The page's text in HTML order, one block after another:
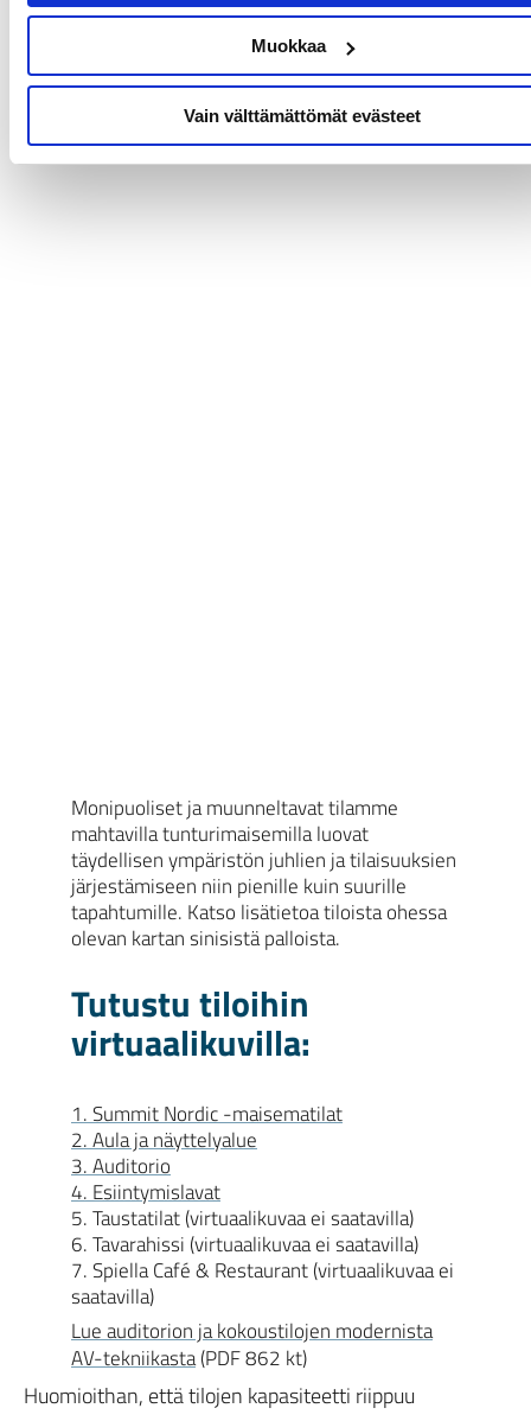
Muokkaa
Vain välttämättömät evästeet
Monipuoliset ja muunneltavat tilamme
mahtavilla tunturimaisemilla luovat
täydellisen ympäristön juhlien ja tilaisuuksien
järjestämiseen niin pienille kuin suurille
tapahtumille. Katso lisätietoa tiloista ohessa
olevan kartan sinisistä palloista.
Tutustu tiloihin
virtuaalikuvilla:
1. Summit Nordic -maisematilat
2. Aula ja näyttelyalue
3. Auditorio
4. Esiintymislavat
5. Taustatilat (virtuaalikuvaa ei saatavilla)
6. Tavarahissi (virtuaalikuvaa ei saatavilla)
7. Spiella Café & Restaurant (virtuaalikuvaa ei
saatavilla)
Lue auditorion ja kokoustilojen modernista
AV-tekniikasta (PDF 862 kt)
Huomioithan, että tilojen kapasiteetti riippuu